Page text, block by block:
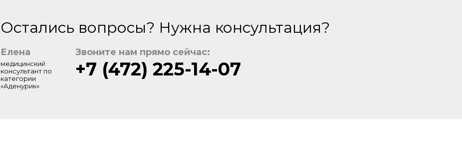
Остались вопросы? Нужна консультация?
Елена
медицинский
консультант по
категории
«Аденурик»
Звоните нам прямо сейчас:
+7 (472) 225-14-07